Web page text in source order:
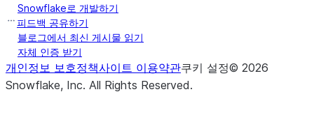
Snowflake로 개발하기
피드백 공유하기
블로그에서 최신 게시물 읽기
자체 인증 받기
개인정보 보호정책사이트 이용약관쿠키 설정© 2026
Snowflake, Inc. All Rights Reserved.